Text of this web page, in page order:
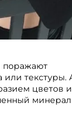
поражают
или текстуры.
цветов
минерал